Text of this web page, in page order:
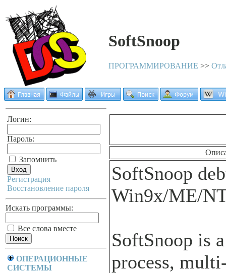
SoftSnoop
ПРОГРАММИРОВАНИЕ >>
Логин:
Пароль:
Запомнить
Регистрация
Восстановление пароля
Искать программы:
Все слова вместе
ОПЕРАЦИОННЫЕ
СИСТЕМЫ
SoftSnoop
Win9x/ME/
SoftSnoop is
process,